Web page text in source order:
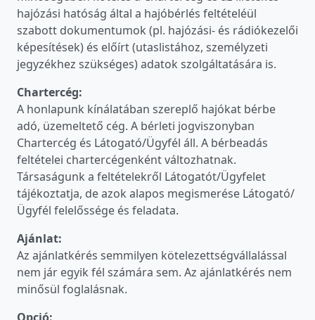
hajózási hatóság által a hajóbérlés feltételéül
szabott dokumentumok (pl. hajózási- és rádiókezelői
képesítések) és előírt (utaslistához, személyzeti
jegyzékhez szükséges) adatok szolgáltatására is.
Chartercég:
A honlapunk kínálatában szereplő hajókat bérbe
adó, üzemeltető cég. A bérleti jogviszonyban
Chartercég és Látogató/Ügyfél áll. A bérbeadás
feltételei chartercégenként változhatnak.
Társaságunk a feltételekről Látogatót/Ügyfelet
tájékoztatja, de azok alapos megismerése Látogató/
Ügyfél felelőssége és feladata.
Ajánlat:
Az ajánlatkérés semmilyen kötelezettségvállalással
nem jár egyik fél számára sem. Az ajánlatkérés nem
minősül foglalásnak.